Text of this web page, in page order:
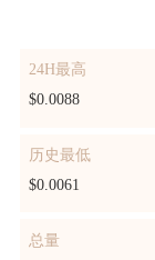
24H最高
$0.0088
历史最低
$0.0061
总量